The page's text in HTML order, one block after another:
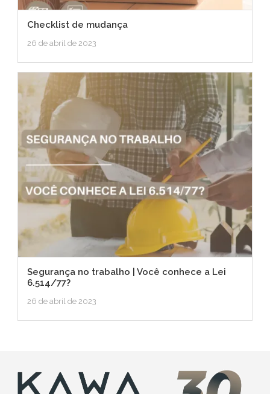
Checklist de mudança
26 de abril de 2023
Segurança no trabalho | Você conhece a Lei
6.514/77?
26 de abril de 2023